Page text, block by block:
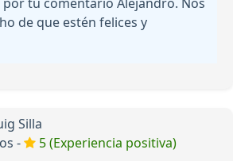
de que estén felices y
Silla
-
5 (Experiencia positiva)